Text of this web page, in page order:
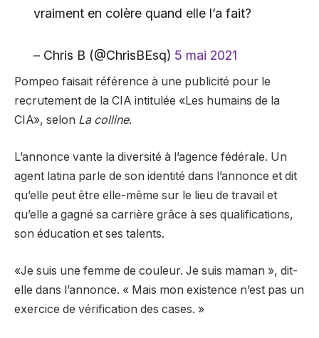
vraiment en colère quand elle l’a fait?
– Chris B (@ChrisBEsq) 5 mai 2021
Pompeo faisait référence à une publicité pour le
recrutement de la CIA intitulée «Les humains de la
CIA», selon La colline.
L’annonce vante la diversité à l’agence fédérale. Un
agent latina parle de son identité dans l’annonce et dit
qu’elle peut être elle-même sur le lieu de travail et
qu’elle a gagné sa carrière grâce à ses qualifications,
son éducation et ses talents.
«Je suis une femme de couleur. Je suis maman », dit-
elle dans l’annonce. « Mais mon existence n’est pas un
exercice de vérification des cases. »